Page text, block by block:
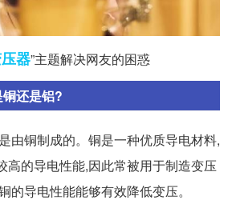
器”主题解决网友的困惑
还是铝?
由铜制成的。铜是一种优质导电材料,
高的导电性能,因此常被用于制造变压
的导电性能能够有效降低变压。